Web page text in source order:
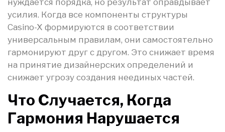
усилия. Когда все компоненты структуры
Casino-X формируются в соответствии
универсальным правилам, они самостоятельно
гармонируют друг с другом. Это снижает время
на принятие дизайнерских определений и
снижает угрозу создания неединых частей.
Что Случается, Когда
Гармония Нарушается